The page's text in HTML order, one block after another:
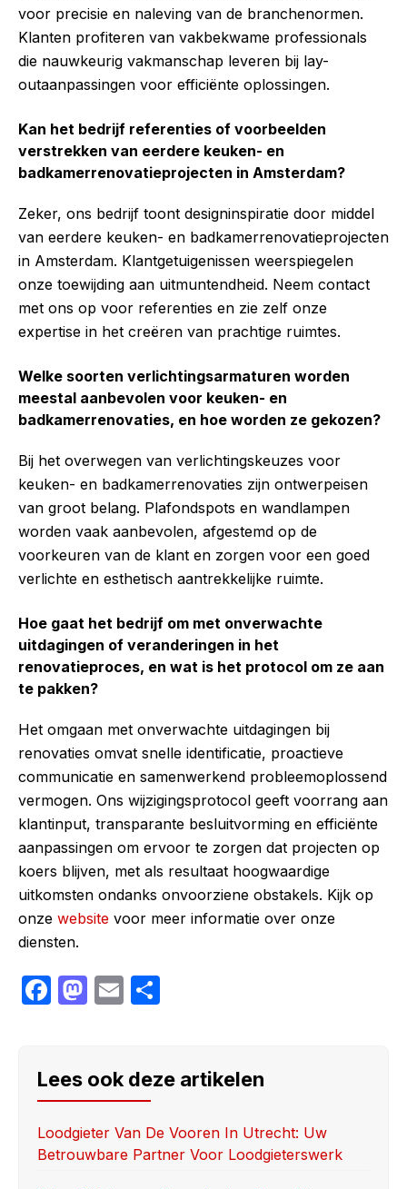
voor precisie en naleving van de branchenormen.
Klanten profiteren van vakbekwame professionals
die nauwkeurig vakmanschap leveren bij lay-
outaanpassingen voor efficiënte oplossingen.
Kan het bedrijf referenties of voorbeelden
verstrekken van eerdere keuken- en
badkamerrenovatieprojecten in Amsterdam?
Zeker, ons bedrijf toont designinspiratie door middel
van eerdere keuken- en badkamerrenovatieprojecten
in Amsterdam. Klantgetuigenissen weerspiegelen
onze toewijding aan uitmuntendheid. Neem contact
met ons op voor referenties en zie zelf onze
expertise in het creëren van prachtige ruimtes.
Welke soorten verlichtingsarmaturen worden
meestal aanbevolen voor keuken- en
badkamerrenovaties, en hoe worden ze gekozen?
Bij het overwegen van verlichtingskeuzes voor
keuken- en badkamerrenovaties zijn ontwerpeisen
van groot belang. Plafondspots en wandlampen
worden vaak aanbevolen, afgestemd op de
voorkeuren van de klant en zorgen voor een goed
verlichte en esthetisch aantrekkelijke ruimte.
Hoe gaat het bedrijf om met onverwachte
uitdagingen of veranderingen in het
renovatieproces, en wat is het protocol om ze aan
te pakken?
Het omgaan met onverwachte uitdagingen bij
renovaties omvat snelle identificatie, proactieve
communicatie en samenwerkend probleemoplossend
vermogen. Ons wijzigingsprotocol geeft voorrang aan
klantinput, transparante besluitvorming en efficiënte
aanpassingen om ervoor te zorgen dat projecten op
koers blijven, met als resultaat hoogwaardige
uitkomsten ondanks onvoorziene obstakels. Kijk op
onze website voor meer informatie over onze
diensten.
F
e
b
o
o
M
o
d
o
n
E
e
Lees ook deze artikelen
Loodgieter Van De Vooren In Utrecht: Uw
Betrouwbare Partner Voor Loodgieterswerk